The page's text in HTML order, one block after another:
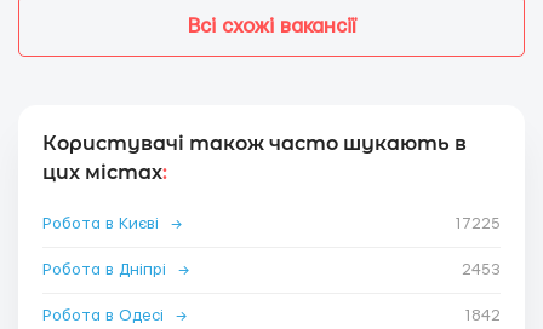
Всі схожі вакансії
Користувачі також часто шукають в
цих містах:
Робота в Києві → 17225
Робота в Дніпрі → 2453
Робота в Одесі → 1842